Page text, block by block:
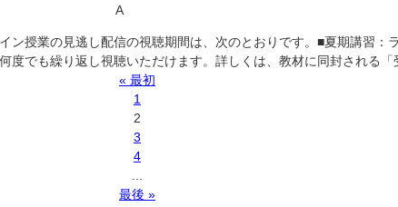
A
授業の見逃し配信の視聴期間は、次のとおりです。■夏期講習
でも繰り返し視聴いただけます。詳しくは、教材に同封される「
« 最初
1
2
3
4
最後 »